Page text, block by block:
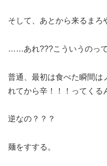
そして、あとから来るま
……あれ???こういうのって
普通、最初は食べた瞬間は
れてから辛！！！ってくる
逆なの？？？
麺をすする。